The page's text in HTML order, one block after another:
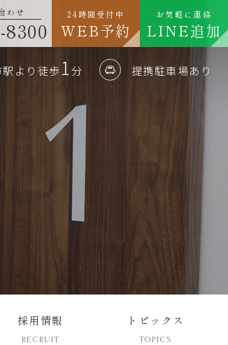
わせ
8300
24時間受付中
WEB予約
お気軽に連絡
LINE追加
より徒歩1分 提携駐車場あり
採用情報
RECRUIT
トピックス
TOPICS